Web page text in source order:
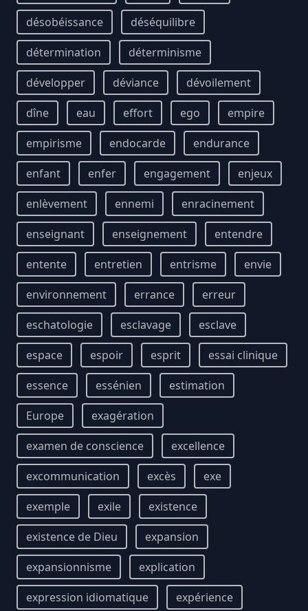
désobéissance
déséquilibre
détermination
déterminisme
développer
déviance
dévoilement
dîne
eau effort ego
empire
empirisme
endocarde
endurance
enfant
enfer engagement
enjeux
enlèvement
ennemi
enracinement
enseignant
enseignement
entendre
entente
entretien entrisme
envie
environnement
errance
erreur
eschatologie
esclavage
esclave
espace
espoir esprit
essai clinique
essence
essénien
estimation
Europe
exagération
examen de conscience
excellence
excommunication
excès
exe
exemple
exile
existence
existence de Dieu
expansion
expansionnisme
explication
expression idiomatique
expérience